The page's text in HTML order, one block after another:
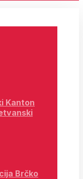
Kanton
Brčko